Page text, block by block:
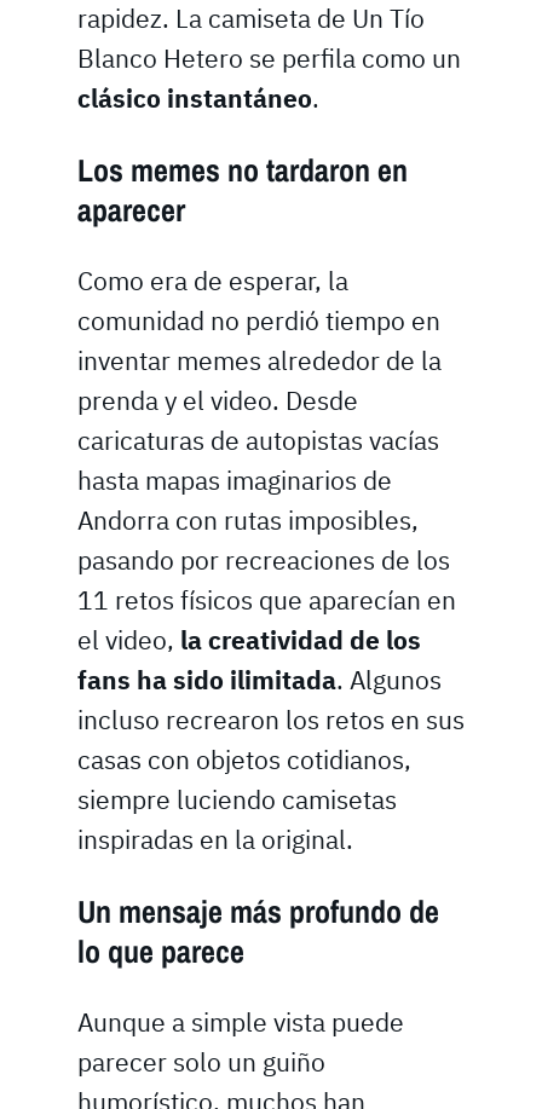
rapidez. La camiseta de Un Tío
Blanco Hetero se perfila como un
clásico instantáneo.
Los memes no tardaron en
aparecer
Como era de esperar, la
comunidad no perdió tiempo en
inventar memes alrededor de la
prenda y el video. Desde
caricaturas de autopistas vacías
hasta mapas imaginarios de
Andorra con rutas imposibles,
pasando por recreaciones de los
11 retos físicos que aparecían en
el video, la creatividad de los
fans ha sido ilimitada. Algunos
incluso recrearon los retos en sus
casas con objetos cotidianos,
siempre luciendo camisetas
inspiradas en la original.
Un mensaje más profundo de
lo que parece
Aunque a simple vista puede
parecer solo un guiño
humorístico, muchos han